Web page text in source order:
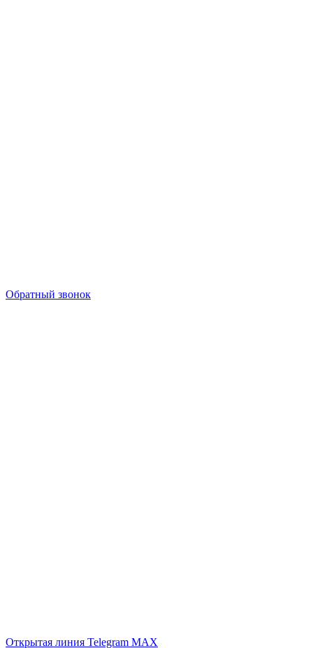
Обратный звонок
Открытая линия Telegram MAX